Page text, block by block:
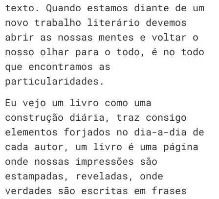
texto. Quando estamos diante de um
novo trabalho literário devemos
abrir as nossas mentes e voltar o
nosso olhar para o todo, é no todo
que encontramos as
particularidades.
Eu vejo um livro como uma
construção diária, traz consigo
elementos forjados no dia-a-dia de
cada autor, um livro é uma página
onde nossas impressões são
estampadas, reveladas, onde
verdades são escritas em frases